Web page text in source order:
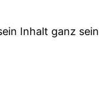
Inhalt ganz sein